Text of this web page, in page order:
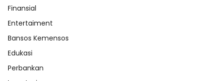
Finansial
Entertaiment
Bansos Kemensos
Edukasi
Perbankan